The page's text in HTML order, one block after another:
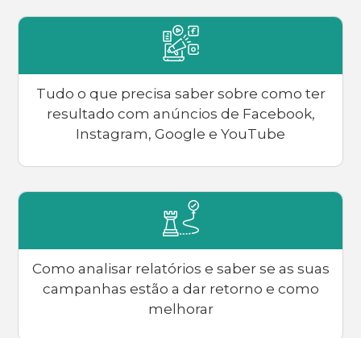
Tudo o que precisa saber sobre como ter
resultado com anúncios de Facebook,
Instagram, Google e YouTube
Como analisar relatórios e saber se as suas
campanhas estão a dar retorno e como
melhorar